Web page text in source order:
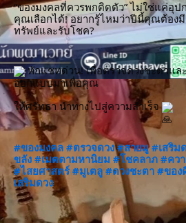
“ของมงคลที่ควรพกติดตัว” ไม่ใช่แค่อุ
คุณเลือกได้! อยากรู้ไหมว่าปีนี้คุณต้องมี
ทรัพย์และรับโชค?
ทักแชทด่วน! เพื่อตรวจดวงชะตาแล
ออกแบบมาเพื่อคุณ
ให้ศรัทธา นำทางไปสู่ความสำเร็จ
#ของมงคล #ตรวจดวง #สายมู #เสริม
ขลัง #เมตตามหานิยม #โชคลาภ #คว
#ไสยศาสตร์ #มูเตลู #ดวงชะตา #ของ
เสริมดวง